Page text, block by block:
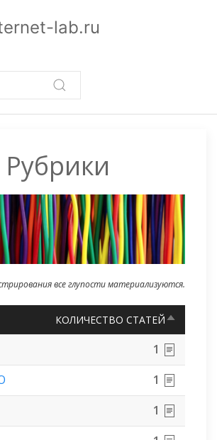
lab.ru
Рубрики
все глупости материализуются.
КОЛИЧЕСТВО СТАТЕЙ
ПО
1
1
1